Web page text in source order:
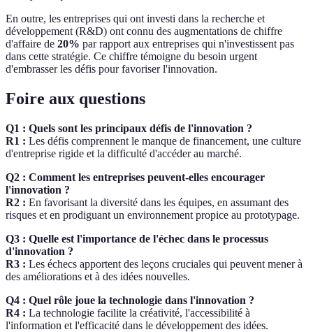
En outre, les entreprises qui ont investi dans la recherche et
développement (R&D) ont connu des augmentations de chiffre
d'affaire de 20% par rapport aux entreprises qui n'investissent pas
dans cette stratégie. Ce chiffre témoigne du besoin urgent
d'embrasser les défis pour favoriser l'innovation.
Foire aux questions
Q1 : Quels sont les principaux défis de l'innovation ?
R1 : Les défis comprennent le manque de financement, une culture
d'entreprise rigide et la difficulté d'accéder au marché.
Q2 : Comment les entreprises peuvent-elles encourager
l'innovation ?
R2 : En favorisant la diversité dans les équipes, en assumant des
risques et en prodiguant un environnement propice au prototypage.
Q3 : Quelle est l'importance de l'échec dans le processus
d'innovation ?
R3 : Les échecs apportent des leçons cruciales qui peuvent mener à
des améliorations et à des idées nouvelles.
Q4 : Quel rôle joue la technologie dans l'innovation ?
R4 : La technologie facilite la créativité, l'accessibilité à
l'information et l'efficacité dans le développement des idées.